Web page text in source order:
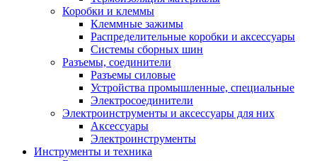
Коробки и клеммы
Клеммные зажимы
Распределительные коробки и аксессуары
Системы сборных шин
Разъемы, соединители
Разъемы силовые
Устройства промышленные, специальные
Электросоединители
Электроинструменты и аксессуары для них
Аксессуары
Электроинструменты
Инструменты и техника